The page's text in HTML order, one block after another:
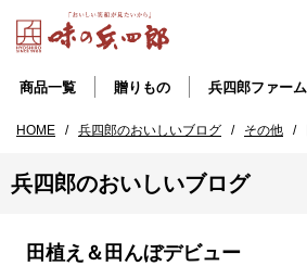
商品一覧 贈りもの 兵四郎ファーム
HOME / 兵四郎のおいしいブログ / その他 /
兵四郎のおいしいブログ
田植え＆田んぼデビュー